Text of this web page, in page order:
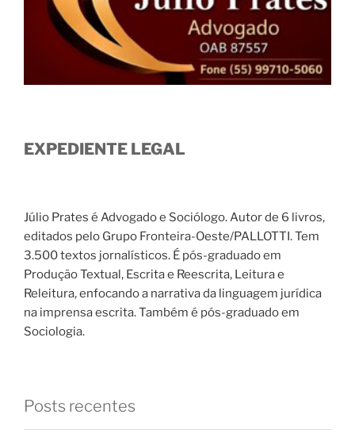
EXPEDIENTE LEGAL
Júlio Prates é Advogado e Sociólogo. Autor de 6 livros,
editados pelo Grupo Fronteira-Oeste/PALLOTTI. Tem
3.500 textos jornalísticos. É pós-graduado em
Produção Textual, Escrita e Reescrita, Leitura e
Releitura, enfocando a narrativa da linguagem jurídica
na imprensa escrita. Também é pós-graduado em
Sociologia.
Posts recentes